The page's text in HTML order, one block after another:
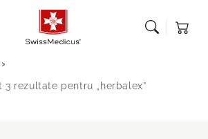
3 rezultate pentru „herbalex”